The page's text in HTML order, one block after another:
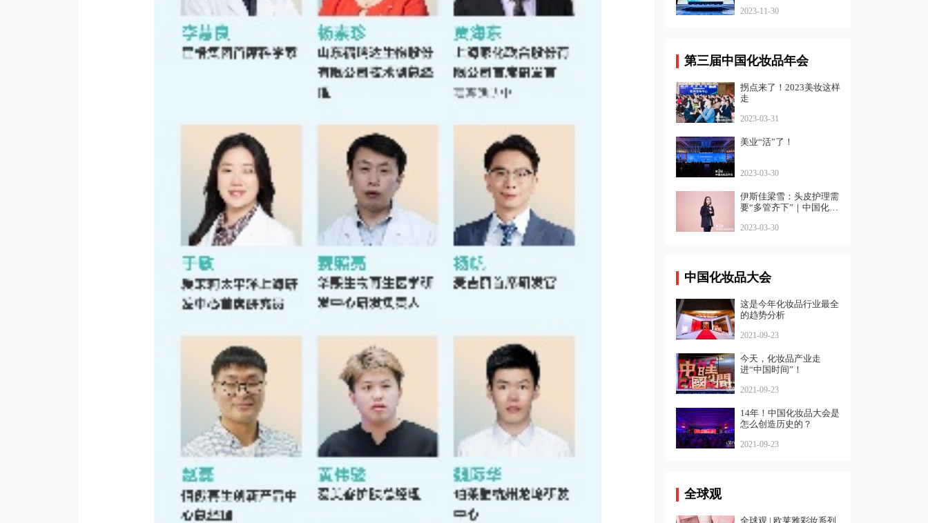
2023-11-30
第三届中国化妆品年会
拐点来了！2023美妆这样
走
2023-03-31
美业“活”了！
2023-03-30
伊斯佳梁雪：头皮护理需
要“多管齐下”｜中国化妆
2023-03-30
中国化妆品大会
这是今年化妆品行业最全
的趋势分析
2021-09-23
今天，化妆品产业走
进“中国时间”！
2021-09-23
14年！中国化妆品大会是
怎么创造历史的？
2021-09-23
全球观
全球观 | 欧莱雅彩妆系列